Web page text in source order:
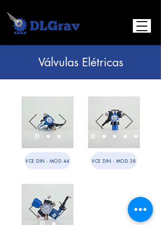
​Válvulas Elétricas
VCE DIN - MOD 44 VCE DIN - MOD 38